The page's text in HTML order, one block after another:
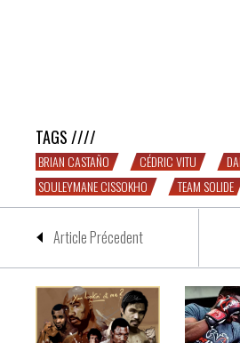
TAGS ////
BRIAN CASTAÑO CÉDRIC VITU
SOULEYMANE CISSOKHO
TEAM SOLIDE
Article Précedent